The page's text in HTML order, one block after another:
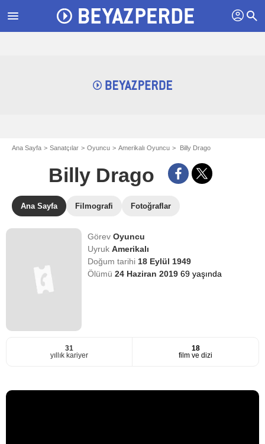
menu profil search
Ana Sayfa Sanatçılar Oyuncu Amerikalı Oyuncu Billy Drago
Billy Drago
Ana Sayfa Filmografi Fotoğraflar
GörevOyuncu
UyrukAmerikalı
Doğum tarihi 18 Eylül 1949
Ölümü24 Haziran 201969 yaşında
31
yıllık kariyer
18
film ve dizi